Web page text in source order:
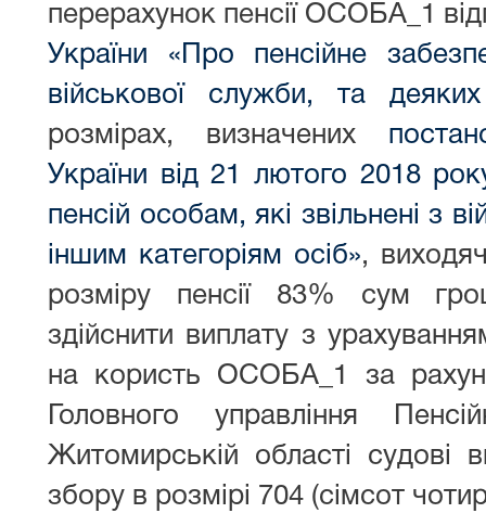
перерахунок пенсії ОСОБА_1
України «Про пенсійне
військової служби, та
розмірах, визначених
України від 21 лютого 2018
пенсій особам, які звільнені з
іншим категоріям осіб»,
розміру пенсії 83% сум
здійснити виплату з
на користь ОСОБА_1 за
Головного управління
Житомирській області судові
збору в розмірі 704 (сімсот